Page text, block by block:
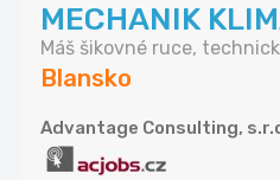
MECHANIK
Máš šikovné ruce,
Blansko
Advantage Consulting,